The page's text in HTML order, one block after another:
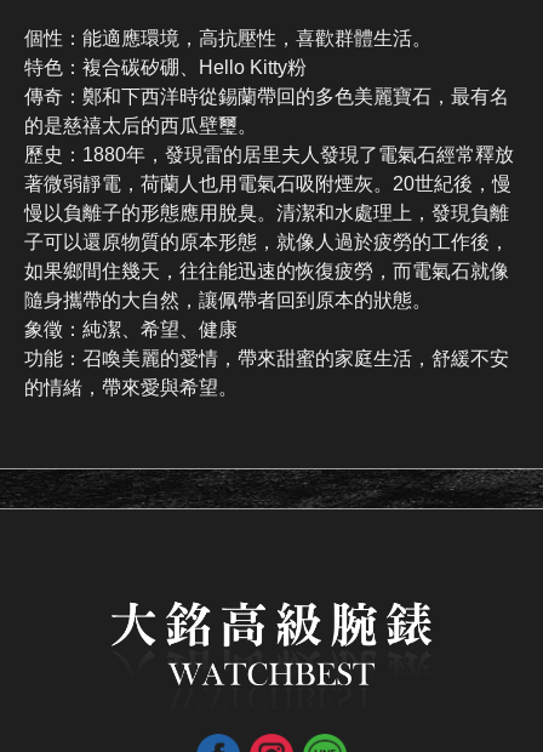
個性：能適應環境，高抗壓性，喜歡群體生活。
特色：複合碳矽硼、Hello Kitty粉
傳奇：鄭和下西洋時從錫蘭帶回的多色美麗寶石，最有名
的是慈禧太后的西瓜壁璽。
歷史：1880年，發現雷的居里夫人發現了電氣石經常釋放
著微弱靜電，荷蘭人也用電氣石吸附煙灰。20世紀後，慢
慢以負離子的形態應用脫臭。清潔和水處理上，發現負離
子可以還原物質的原本形態，就像人過於疲勞的工作後，
如果鄉間住幾天，往往能迅速的恢復疲勞，而電氣石就像
隨身攜帶的大自然，讓佩帶者回到原本的狀態。
象徵：純潔、希望、健康
功能：召喚美麗的愛情，帶來甜蜜的家庭生活，舒緩不安
的情緒，帶來愛與希望。